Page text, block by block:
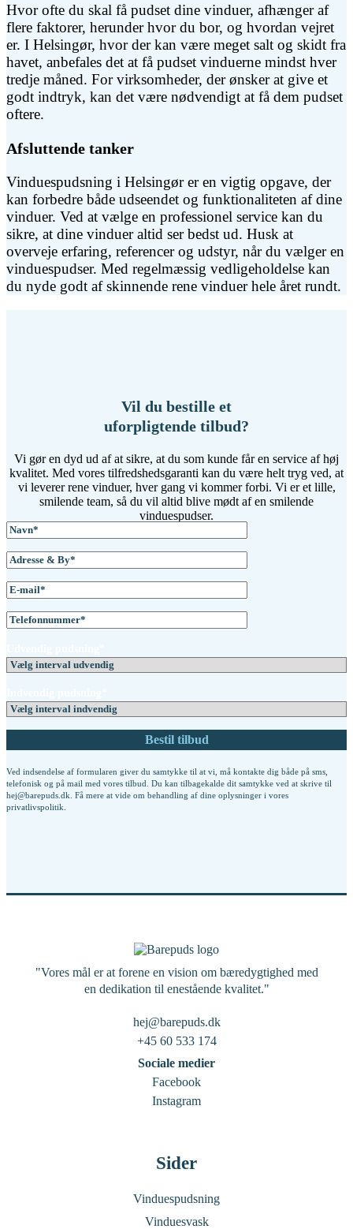
Hvor ofte du skal få pudset dine vinduer, afhænger af
flere faktorer, herunder hvor du bor, og hvordan vejret
er. I Helsingør, hvor der kan være meget salt og skidt fra
havet, anbefales det at få pudset vinduerne mindst hver
tredje måned. For virksomheder, der ønsker at give et
godt indtryk, kan det være nødvendigt at få dem pudset
oftere.
Afsluttende tanker
Vinduespudsning i Helsingør er en vigtig opgave, der
kan forbedre både udseendet og funktionaliteten af dine
vinduer. Ved at vælge en professionel service kan du
sikre, at dine vinduer altid ser bedst ud. Husk at
overveje erfaring, referencer og udstyr, når du vælger en
vinduespudser. Med regelmæssig vedligeholdelse kan
du nyde godt af skinnende rene vinduer hele året rundt.
Vil du bestille et
uforpligtende tilbud?
Vi gør en dyd ud af at sikre, at du som kunde får en service af høj
kvalitet. Med vores tilfredshedsgaranti kan du være helt tryg ved, at
vi leverer rene vinduer, hver gang vi kommer forbi. Vi er et lille,
smilende team, så du vil altid blive mødt af en smilende
vinduespudser.
Ved indsendelse af formularen giver du samtykke til at vi, må kontakte dig både på sms,
telefonisk og på mail med vores tilbud. Du kan tilbagekalde dit samtykke ved at skrive til
hej@barepuds.dk. Få mere at vide om behandling af dine oplysninger i vores
privatlivspolitik
"Vores mål er at forene en vision om bæredygtighed med
en dedikation til enestående kvalitet."
hej@barepuds.dk
+45 60 533 174
Sociale medier
Facebook
Instagram
Sider
Vinduespudsning
Vinduesvask